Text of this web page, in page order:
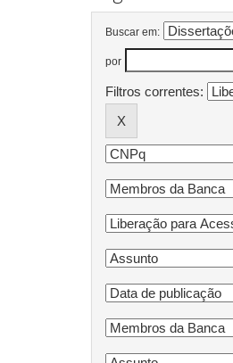
Buscar em:
por
Filtros correntes: